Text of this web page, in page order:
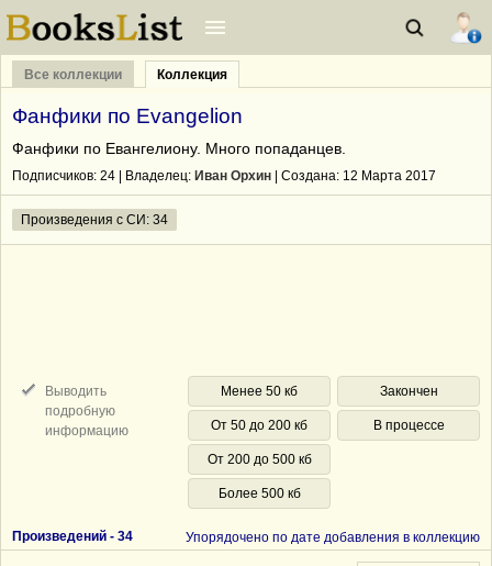
Все коллекции Коллекция
Фанфики по Evangelion
Фанфики по Евангелиону. Много попаданцев.
Подписчиков: 24 | Владелец: Иван Орхин | Cоздана: 12 Марта 2017
Произведения с СИ: 34
Выводить
подробную
информацию
Менее 50 кб
От 50 до 200 кб
От 200 до 500 кб
Более 500 кб
Закончен
В процессе
Произведений - 34 Упорядочено по дате добавления в коллекцию